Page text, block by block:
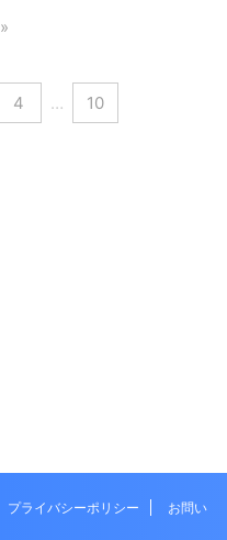
4 … 10
プライバシーポリシー
お問い